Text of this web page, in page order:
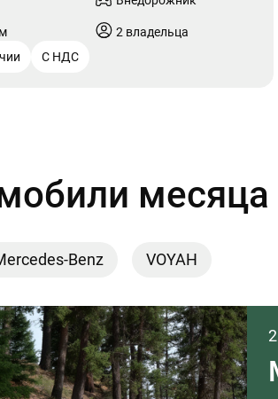
2 владельца
С НДС
месяца
Benz VOYAH